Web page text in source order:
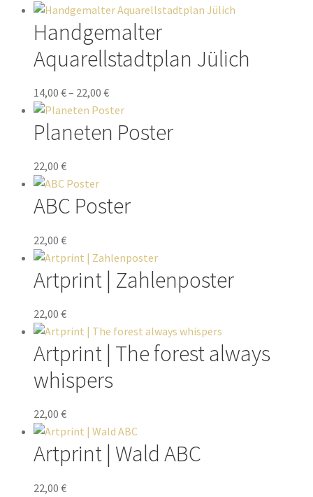
Handgemalter
Aquarellstadtplan Jülich
14,00 €– 22,00 €
Planeten Poster
22,00 €
ABC Poster
22,00 €
Artprint | Zahlenposter
22,00 €
Artprint | The forest always
whispers
22,00 €
Artprint | Wald ABC
22,00 €